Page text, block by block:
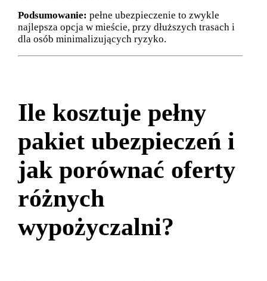
Podsumowanie: pełne ubezpieczenie to zwykle
najlepsza opcja w mieście, przy dłuższych trasach i
dla osób minimalizujących ryzyko.
Ile kosztuje pełny
pakiet ubezpieczeń i
jak porównać oferty
różnych
wypożyczalni?